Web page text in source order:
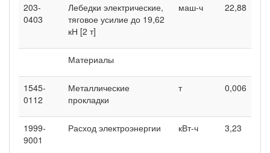
203-
0403
Лебедки электрические,
тяговое усилие до 19,62
кН [2 т]
маш-ч 22,88
Материалы
1545-
0112
Металлические
прокладки
т 0,006
1999-
9001
Расход электроэнергии кВт-ч 3,23